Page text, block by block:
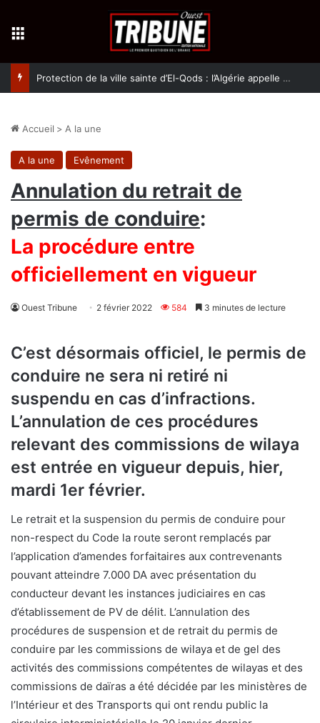
Protection de la ville sainte d’El-Qods : l’Algérie appelle à une action collective
Accueil > A la une
A la une Evênement
Annulation du retrait de
permis de conduire:
La procédure entre
officiellement en vigueur
Ouest Tribune 2 février 2022 584 3 minutes de lecture
C’est désormais officiel, le permis de
conduire ne sera ni retiré ni
suspendu en cas d’infractions.
L’annulation de ces procédures
relevant des commissions de wilaya
est entrée en vigueur depuis, hier,
mardi 1er février.
Le retrait et la suspension du permis de conduire pour
non-respect du Code la route seront remplacés par
l’application d’amendes forfaitaires aux contrevenants
pouvant atteindre 7.000 DA avec présentation du
conducteur devant les instances judiciaires en cas
d’établissement de PV de délit. L’annulation des
procédures de suspension et de retrait du permis de
conduire par les commissions de wilaya et de gel des
activités des commissions compétentes de wilayas et des
commissions de daïras a été décidée par les ministères de
l’Intérieur et des Transports qui ont rendu public la